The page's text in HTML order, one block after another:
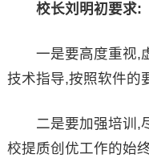
校长刘明初要求:
一是要高度重视,虚
技术指导,按照软件的
二是要加强培训,尽
校提质创优工作的始